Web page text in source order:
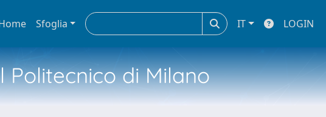
Sfoglia IT LOGIN
di Milano